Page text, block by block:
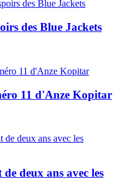
des Blue Jackets
11 d'Anze Kopitar
deux ans avec les